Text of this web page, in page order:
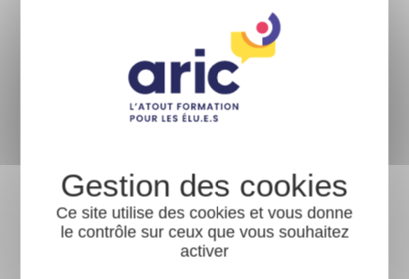
Informations sur l'accessibilité
Afin d'organiser votre participation dans les
vos besoins, vous pouvez contacter la
référente handicap par mail ou par téléphone
: a.berger@aric.asso.fr 02 99 41 50 07
Ce site utilise des cookies et vous donne
le contrôle sur ceux que vous souhaitez
activer